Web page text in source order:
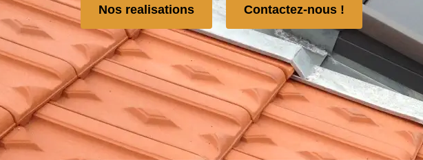
Nos realisations Contactez-nous !